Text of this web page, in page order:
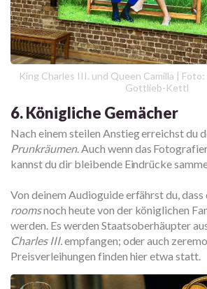
King Charles III. und Queen Camilla |
Gottlieb-Kettl
6. Königliche Gemächer
Nach einem steilen Anstieg erreichst du
Prunkräumen. Auch wenn das
kannst du dir bleibende Eindrücke
Von deinem Audioguide erfährst du, dass
roomsnoch heute von der königlichen
werden. Es werden Staatsoberhäupter
Charles III.empfangen; oder auch
Preisverleihungen finden hier etwa statt.